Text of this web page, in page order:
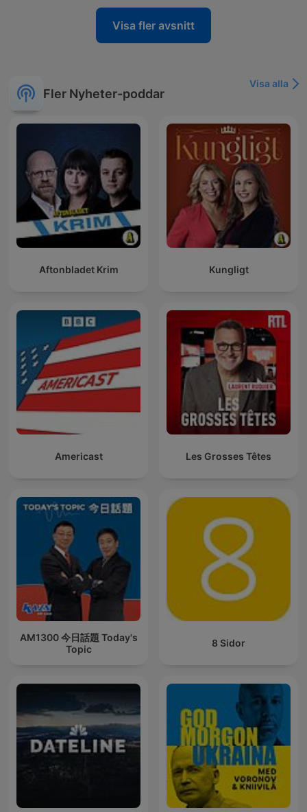
Visa fler avsnitt
Fler Nyheter-poddar
Visa alla
Aftonbladet Krim Kungligt
Americast Les Grosses Têtes
AM1300 今日話題 Today's
Topic
8 Sidor